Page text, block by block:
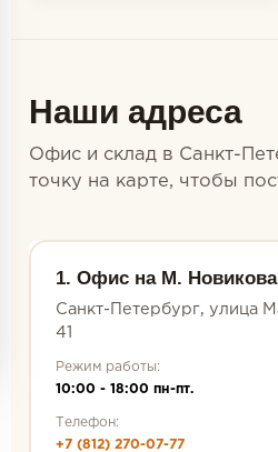
Наши адреса
Офис и склад в Санкт-
точку на карте, чтобы
1. Офис на М. Новикова
Санкт-Петербург, улица
41
Режим работы:
10:00 - 18:00 пн-пт.
Телефон:
+7 (812) 270-07-77